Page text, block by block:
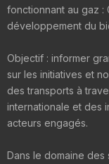
fonctionnant au gaz :
développement du
Objectif : informer
sur les initiatives et
des transports à
internationale et des
acteurs engagés.
Dans le domaine des